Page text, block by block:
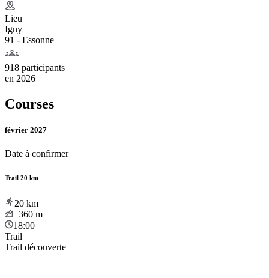
Lieu
Igny
91 - Essonne
918 participants
en 2026
Courses
février 2027
Date à confirmer
Trail 20 km
20 km
+360 m
18:00
Trail
Trail découverte